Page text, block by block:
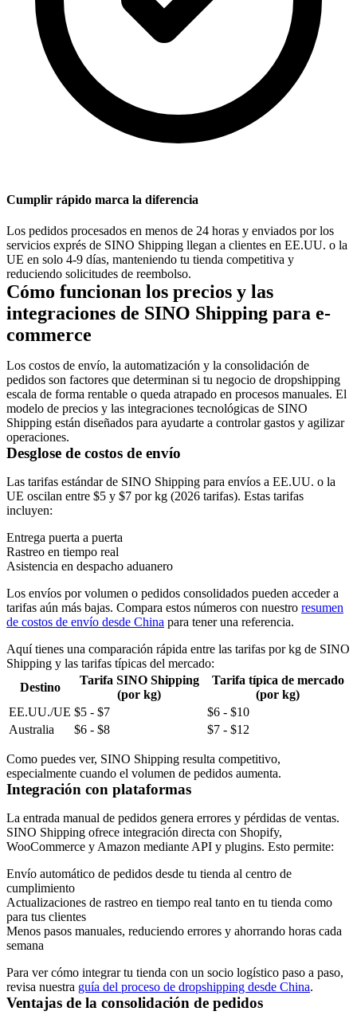
Cumplir rápido marca la diferencia
Los pedidos procesados en menos de 24 horas y enviados por los
servicios exprés de SINO Shipping llegan a clientes en EE.UU. o la
UE en solo 4-9 días, manteniendo tu tienda competitiva y
reduciendo solicitudes de reembolso.
Cómo funcionan los precios y las
integraciones de SINO Shipping para e-
commerce
Los costos de envío, la automatización y la consolidación de
pedidos son factores que determinan si tu negocio de dropshipping
escala de forma rentable o queda atrapado en procesos manuales. El
modelo de precios y las integraciones tecnológicas de SINO
Shipping están diseñados para ayudarte a controlar gastos y agilizar
operaciones.
Desglose de costos de envío
Las tarifas estándar de SINO Shipping para envíos a EE.UU. o la
UE oscilan entre $5 y $7 por kg (2026 tarifas). Estas tarifas
incluyen:
Entrega puerta a puerta
Rastreo en tiempo real
Asistencia en despacho aduanero
Los envíos por volumen o pedidos consolidados pueden acceder a
tarifas aún más bajas. Compara estos números con nuestro resumen
de costos de envío desde China para tener una referencia.
Aquí tienes una comparación rápida entre las tarifas por kg de SINO
Shipping y las tarifas típicas del mercado:
Destino
Tarifa SINO Shipping
(por kg)
Tarifa típica de mercado
(por kg)
EE.UU./UE $5 - $7
$6 - $10
Australia
$6 - $8 $7 - $12
Como puedes ver, SINO Shipping resulta competitivo,
especialmente cuando el volumen de pedidos aumenta.
Integración con plataformas
La entrada manual de pedidos genera errores y pérdidas de ventas.
SINO Shipping ofrece integración directa con Shopify,
WooCommerce y Amazon mediante API y plugins. Esto permite:
Envío automático de pedidos desde tu tienda al centro de
cumplimiento
Actualizaciones de rastreo en tiempo real tanto en tu tienda como
para tus clientes
Menos pasos manuales, reduciendo errores y ahorrando horas cada
semana
Para ver cómo integrar tu tienda con un socio logístico paso a paso,
revisa nuestra guía del proceso de dropshipping desde China.
Ventajas de la consolidación de pedidos